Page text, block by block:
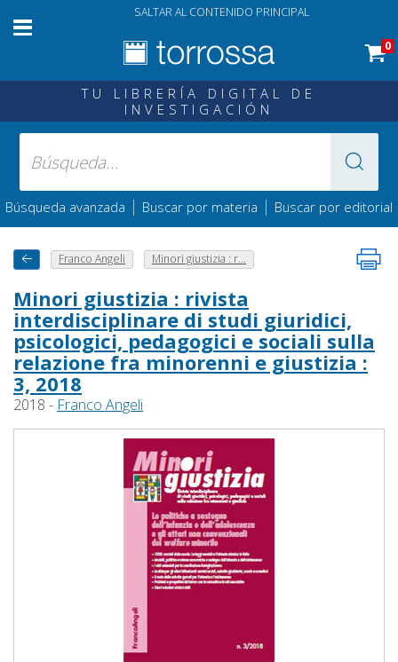
SALTAR AL CONTENIDO PRINCIPAL
0
TU LIBRERÍA DIGITAL DE
INVESTIGACIÓN
Búsqueda avanzada | Buscar por materia | Buscar por editorial
Franco Angeli Minori giustizia : r...
Minori giustizia : rivista
interdisciplinare di studi giuridici,
psicologici, pedagogici e sociali sulla
relazione fra minorenni e giustizia :
3, 2018
2018 - Franco Angeli